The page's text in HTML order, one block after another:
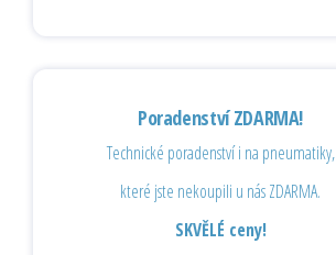
Poradenství ZDARMA!
Technické poradenství i na pneumatiky,
které jste nekoupili u nás ZDARMA.
SKVĚLÉ ceny!